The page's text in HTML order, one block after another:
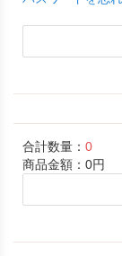
合計数量： 0
商品金額： 0円